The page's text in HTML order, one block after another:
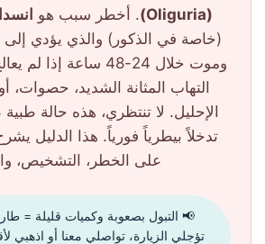
(Oliguria)
. أخطر سبب هو
(خاصة في الذكور) والذي يؤدي
وموت خلال 24-48 ساعة
التهاب المثانة الشديد، حصوات،
الإحليل. لا تنتظري، هذه حالة
تدخلاً بيطرياً فورياً. هذا الدليل
على الخطر، التشخيص،
📢 التبول بصعوبة وكميات قليلة =
تؤجلي الزيارة، تواصلي معنا أو اذهبي